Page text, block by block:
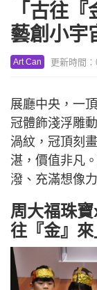
「古往
藝創小宇
Art Can 更新時間
展廳中央，一
冠體飾淺浮雕
渦紋，冠頂刻
湛，價值非凡
潑、充滿想像
周大福珠
往『金』